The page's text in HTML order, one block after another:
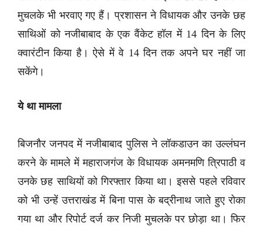
मुचलके भी भरवाए गए हैं। प्रशासन ने विधायक और उनके छह
साथिओं को नजीबाबाद के एक वैंकेट हॉल में 14 दिन के लिए
क्वारंटीन किया है। ऐसे में वे 14 दिन तक अपने घर नहीं जा
सकेंगे।
ये था मामला
बिजनौर जनपद में नजीबाबाद पुलिस ने लॉकडाउन का उल्लंघन
करने के मामले में महाराजगंज के विधायक अमनमणि त्रिपाठी व
उनके छह साथियों को गिरफ्तार किया था। इससे पहले रविवार
को भी उन्हें उत्तराखंड में बिना पास के बद्रीनाथ जाते हुए रोका
गया था और रिपोर्ट दर्ज कर निजी मुचलके पर छोड़ा था। फिर